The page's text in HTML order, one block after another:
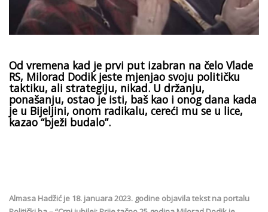
Od vremena kad je prvi put izabran na čelo Vlade
RS, Milorad Dodik jeste mjenjao svoju političku
taktiku, ali strategiju, nikad. U držanju,
ponašanju, ostao je isti, baš kao i onog dana kada
je u Bijeljini, onom radikalu, cereći mu se u lice,
kazao “bježi budalo”.
Almasa Hadžić je 18. januara 2023. godine objavila tekst na portalu